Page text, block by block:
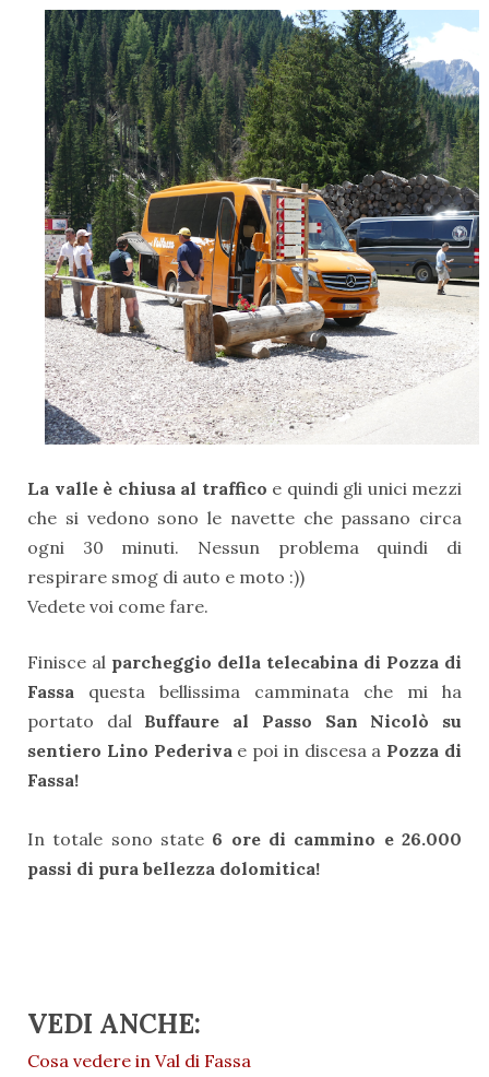
La valle è chiusa al traffico e quindi gli unici mezzi
che si vedono sono le navette che passano circa
ogni 30 minuti. Nessun problema quindi di
respirare smog di auto e moto :))
Vedete voi come fare.
Finisce al parcheggio della telecabina di Pozza di
Fassa questa bellissima camminata che mi ha
portato dal Buffaure al Passo San Nicolò su
sentiero Lino Pederiva e poi in discesa a Pozza di
Fassa!
In totale sono state 6 ore di cammino e 26.000
passi di pura bellezza dolomitica!
VEDI ANCHE:
Cosa vedere in Val di Fassa